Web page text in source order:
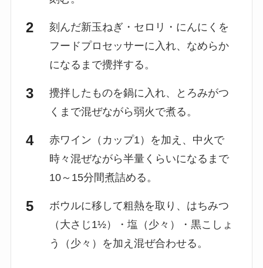
刻んだ新玉ねぎ・セロリ・にんにくを
フードプロセッサーに入れ、なめらか
になるまで攪拌する。
攪拌したものを鍋に入れ、とろみがつ
くまで混ぜながら弱火で煮る。
赤ワイン（カップ1）を加え、中火で
時々混ぜながら半量くらいになるまで
10～15分間煮詰める。
ボウルに移して粗熱を取り、はちみつ
（大さじ1½）・塩（少々）・黒こしょ
う（少々）を加え混ぜ合わせる。